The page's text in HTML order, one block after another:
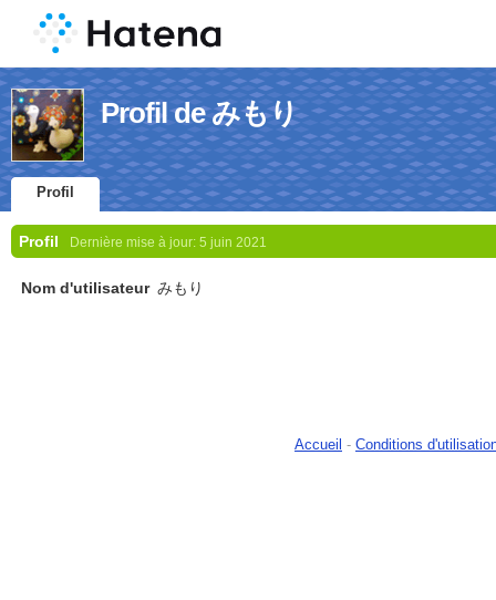
Profil de みもり
Profil
Profil Dernière mise à jour: 5 juin 2021
Nom d'utilisateur みもり
Accueil - Conditions